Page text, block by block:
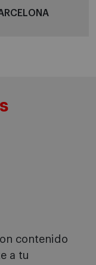
contenido
a tu